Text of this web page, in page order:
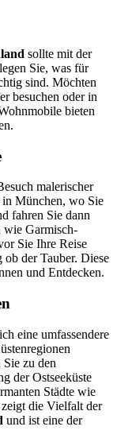
sollte mit der
Sie, was für
sind. Möchten
besuchen oder in
bieten
malerischer
in München, wo Sie
fahren Sie dann
wie Garmisch-
Sie Ihre Reise
ob der Tauber. Diese
und Entdecken.
eine umfassendere
zu den
der Ostseeküste
Städte wie
die Vielfalt der
und ist eine der